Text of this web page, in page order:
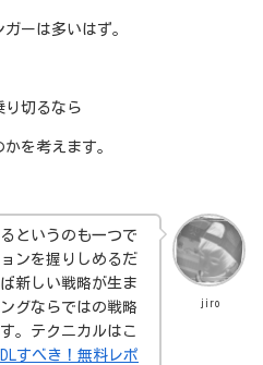
ーは多いはず。
り切るなら
を考えます。
jiro
というのも一つで
ンを握りしめるだ
新しい戦略が生ま
グならではの戦略
。テクニカルはこ
すべき！無料レポ